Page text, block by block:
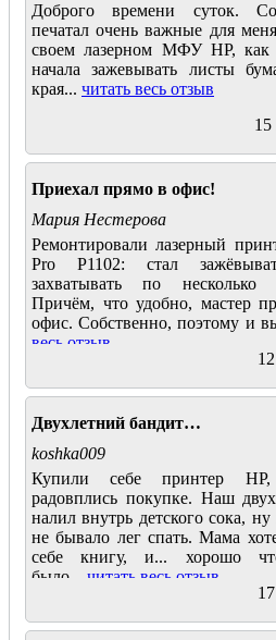
Доброго времени суток.
печатал очень важные для
своем лазерном МФУ HP, как
начала зажевывать листы
края... читать весь отзыв
Приехал прямо в офис!
Мария Нестерова
Ремонтировали лазерный
Pro P1102: стал
захватывать по несколько
Причём, что удобно, мастер
офис. Собственно, поэтому и
весь отзыв
Двухлетний бандит…
koshka009
Купили себе принтер
радовплись покупке. Наш
налил внутрь детского сока,
не бывало лег спать. Мама
себе книгу, и... хорошо
было... читать весь отзыв